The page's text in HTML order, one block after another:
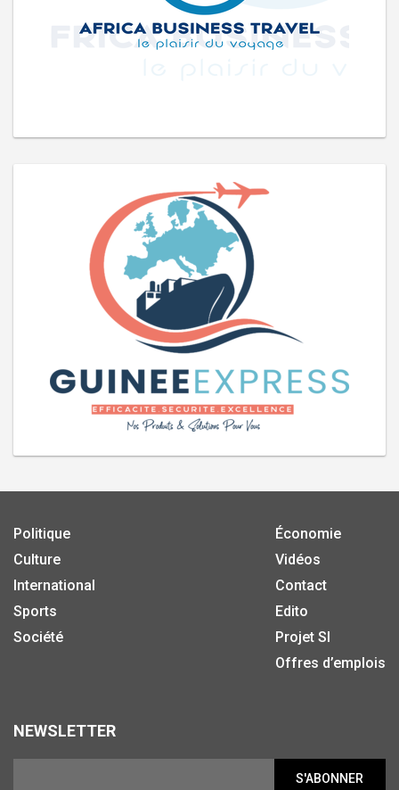
Politique
Culture
International
Sports
Société
Économie
Vidéos
Contact
Edito
Projet SI
Offres d’emplois
NEWSLETTER
S'ABONNER